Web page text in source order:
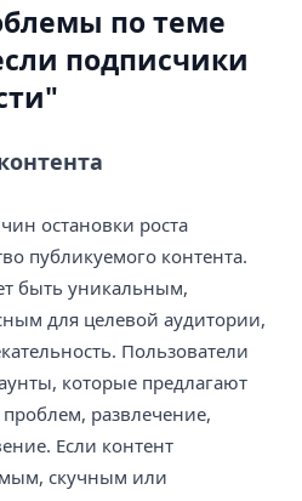
по теме
подписчики
остановки роста
публикуемого контента.
быть уникальным,
для целевой аудитории,
Пользователи
которые предлагают
развлечение,
Если контент
скучным или